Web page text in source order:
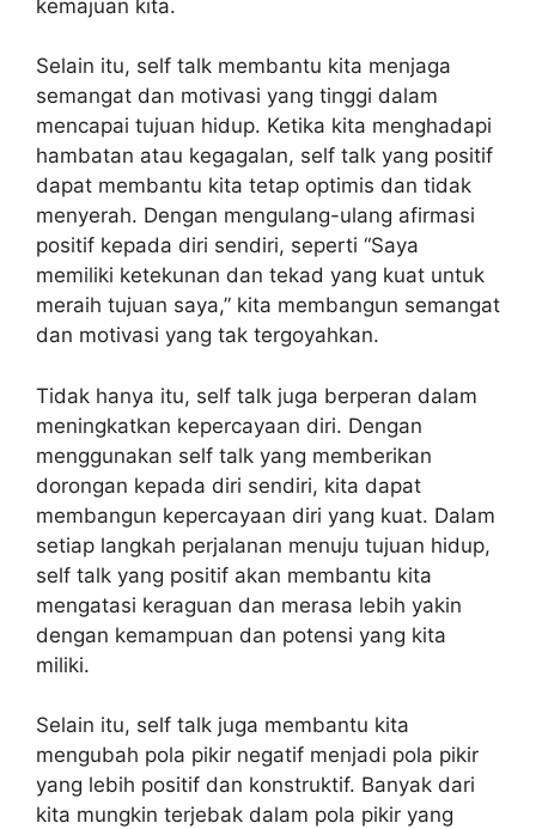
kemajuan kita.
Selain itu, self talk membantu kita menjaga
semangat dan motivasi yang tinggi dalam
mencapai tujuan hidup. Ketika kita menghadapi
hambatan atau kegagalan, self talk yang positif
dapat membantu kita tetap optimis dan tidak
menyerah. Dengan mengulang-ulang afirmasi
positif kepada diri sendiri, seperti “Saya
memiliki ketekunan dan tekad yang kuat untuk
meraih tujuan saya,” kita membangun semangat
dan motivasi yang tak tergoyahkan.
Tidak hanya itu, self talk juga berperan dalam
meningkatkan kepercayaan diri. Dengan
menggunakan self talk yang memberikan
dorongan kepada diri sendiri, kita dapat
membangun kepercayaan diri yang kuat. Dalam
setiap langkah perjalanan menuju tujuan hidup,
self talk yang positif akan membantu kita
mengatasi keraguan dan merasa lebih yakin
dengan kemampuan dan potensi yang kita
miliki.
Selain itu, self talk juga membantu kita
mengubah pola pikir negatif menjadi pola pikir
yang lebih positif dan konstruktif. Banyak dari
kita mungkin terjebak dalam pola pikir yang